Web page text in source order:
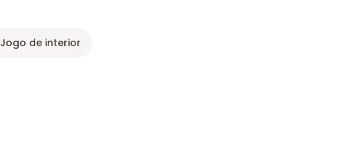
Jogo de interior